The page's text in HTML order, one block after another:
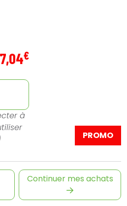
,04€
à
PROMO
Continuer mes achats